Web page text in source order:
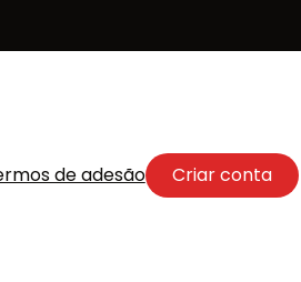
de adesão Criar conta